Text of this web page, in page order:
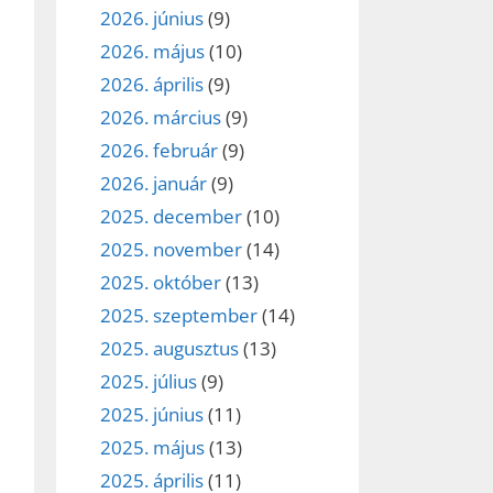
2026. június(9)
2026. május(10)
2026. április(9)
2026. március(9)
2026. február(9)
2026. január(9)
2025. december(10)
2025. november(14)
2025. október(13)
2025. szeptember(14)
2025. augusztus(13)
2025. július(9)
2025. június(11)
2025. május(13)
2025. április(11)